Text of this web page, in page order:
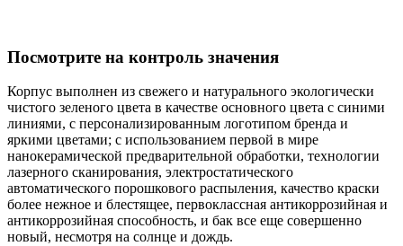
Посмотрите на контроль значения
Корпус выполнен из свежего и натурального экологически
чистого зеленого цвета в качестве основного цвета с синими
линиями, с персонализированным логотипом бренда и
яркими цветами; с использованием первой в мире
нанокерамической предварительной обработки, технологии
лазерного сканирования, электростатического
автоматического порошкового распыления, качество краски
более нежное и блестящее, первоклассная антикоррозийная и
антикоррозийная способность, и бак все еще совершенно
новый, несмотря на солнце и дождь.